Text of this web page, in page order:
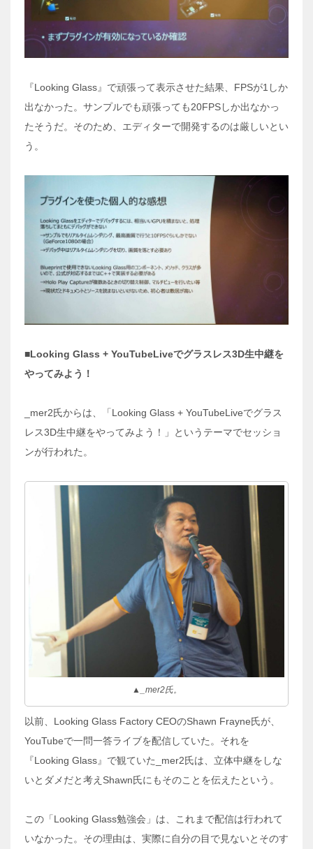
『Looking Glass』で頑張って表示させた結果、FPSが1しか
出なかった。サンプルでも頑張っても20FPSしか出なかっ
たそうだ。そのため、エディターで開発するのは厳しいとい
う。
■Looking Glass + YouTubeLiveでグラスレス3D生中継を
やってみよう！
_mer2氏からは、「Looking Glass + YouTubeLiveでグラス
レス3D生中継をやってみよう！」というテーマでセッショ
ンが行われた。
▲_mer2氏。
以前、Looking Glass Factory CEOのShawn Frayne氏が、
YouTubeで一問一答ライブを配信していた。それを
『Looking Glass』で観ていた_mer2氏は、立体中継をしな
いとダメだと考えShawn氏にもそのことを伝えたという。
この「Looking Glass勉強会」は、これまで配信は行われて
いなかった。その理由は、実際に自分の目で見ないとそのす